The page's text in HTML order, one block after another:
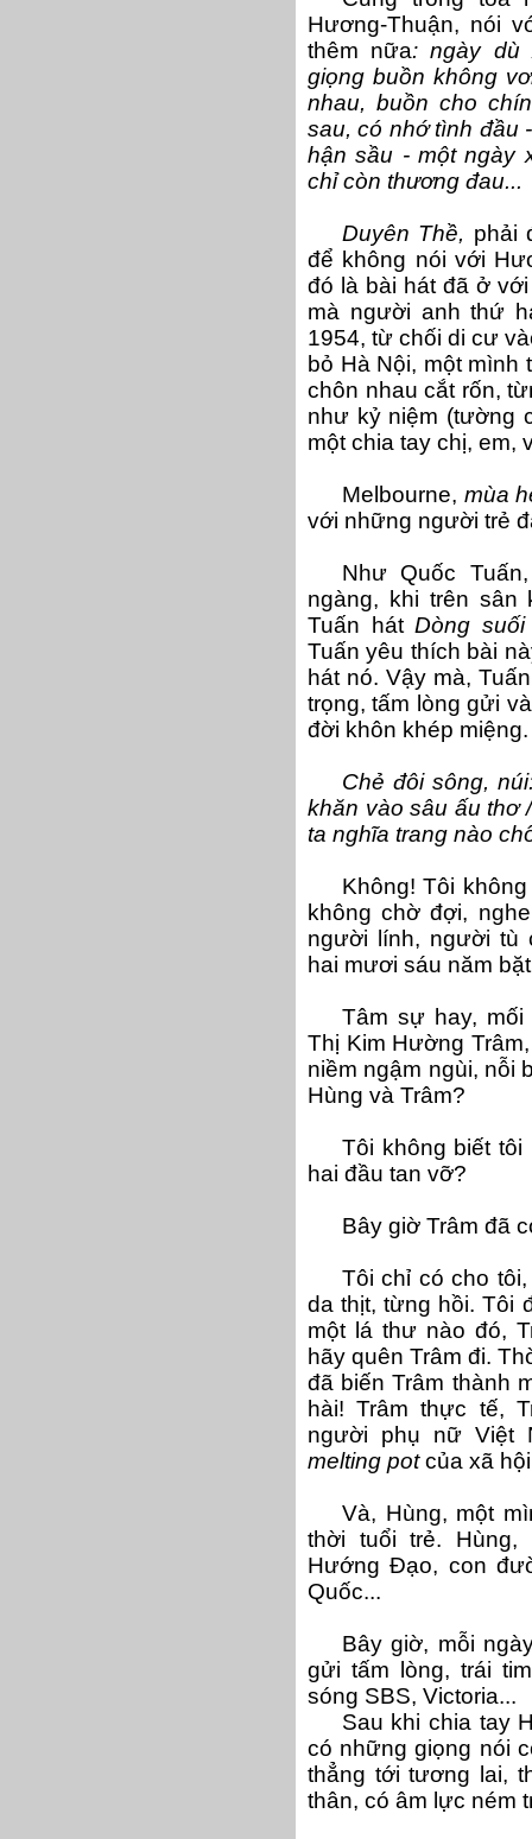
Hương-Thuận, nói
thêm nữa: ngày dù
giọng buồn không
nhau, buồn cho
sau, có nhớ tình đầu
hận sầu - một ngày
chỉ còn thương đau...
Duyên Thề, phải
để không nói với
đó là bài hát đã ở
mà người anh thứ
1954, từ chối di cư
bỏ Hà Nội, một mình
chôn nhau cắt rốn,
như kỷ niệm (tường
một chia tay chị, em,
Melbourne, mùa
với những người trẻ
Như Quốc
ngàng, khi trên sân
Tuấn hátDòng
Tuấn yêu thích bài
hát nó. Vậy mà,
trọng, tấm lòng gửi
đời khôn khép miệng.
Chẻ đôi sông,
khăn vào sâu ấu thơ
ta nghĩa trang nào
Không! Tôi
không chờ đợi,
người lính, người tù
hai mươi sáu năm
Tâm sự hay,
Thị Kim Hường
niềm ngậm ngùi, nỗi
Hùng và Trâm?
Tôi không biết
hai đầu tan vỡ?
Bây giờ Trâm đã
Tôi chỉ có cho
da thịt, từng hồi. Tôi
một lá thư nào đó,
hãy quên Trâm đi.
đã biến Trâm thành
hài! Trâm thực tế,
người phụ nữ Việt
melting potcủa xã
Và, Hùng, một
thời tuổi trẻ.
Hướng Đạo, con
Quốc...
Bây giờ, mỗi
gửi tấm lòng, trái
sóng SBS, Victoria...
Sau khi chia tay
có những giọng nói
thẳng tới tương lai,
thân, có âm lực ném